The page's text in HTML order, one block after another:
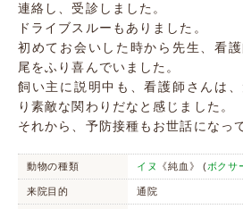
連絡し、受診しました。
ドライブスルーもありました。
初めてお会いした時から先生、看
尾をふり喜んでいました。
飼い主に説明中も、看護師さんは
り素敵な関わりだなと感じました。
それから、予防接種もお世話になっ
動物の種類 イヌ 《純血》 (ボクサ
来院目的 通院